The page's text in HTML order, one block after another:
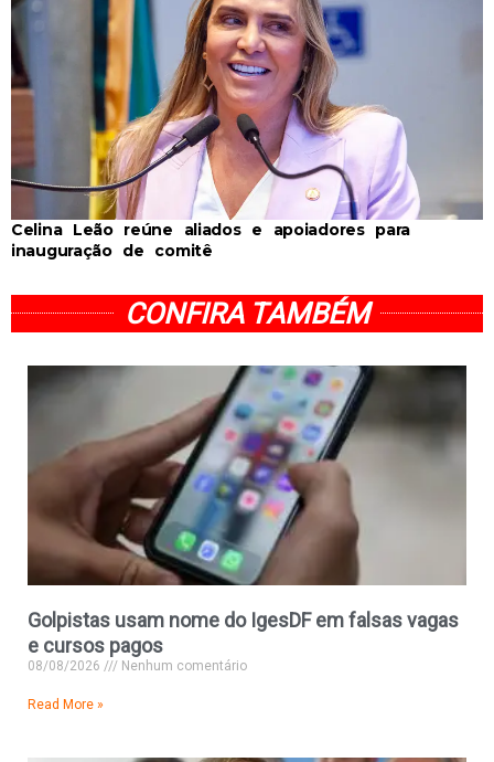
Celina Leão reúne aliados e apoiadores para
inauguração de comitê
CONFIRA TAMBÉM
Golpistas usam nome do IgesDF em falsas vagas
e cursos pagos
08/08/2026 Nenhum comentário
Read More »